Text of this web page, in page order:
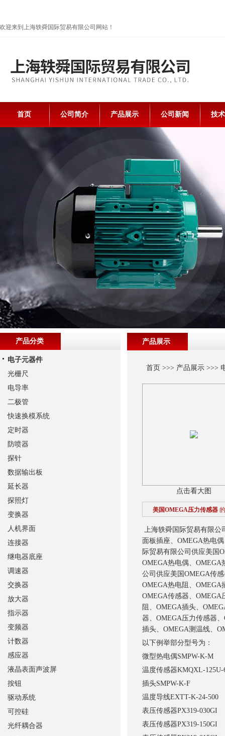
欢迎来到上海轶舜国际贸易有限公司网站！
首页 公司简介 产品展示 公司新闻 技
产品展示
首页 >>> 产品展示>>>
点击看大图
美国OMEGA压力传感器
上海轶舜国际贸易有限公
面板插座、OMEGA热电
际贸易有限公司供应美国
OMEGA热电偶、OMEGA
公司供应美国OMEGA传
OMEGA热电阻、OMEGA
OMEGA传感器、OMEGA
阻、OMEGA插头、
器、OMEGA压力传感器
插头、OMEGA测温线、
以下例举部分型号为：
微型热电偶SMPW-K-M
温度传感器KMQXL-125U-
插头SMPW-K-F
温度导线EXTT-K-24-500
表压传感器PX319-030GI
表压传感器PX319-150GI
产品分类
电子元器件
光栅尺
电导率
二极管
快速换模系统
定时器
防喷器
探针
数据输出板
延长器
探照灯
变换器
人机界面
连接器
继电器底座
调速器
交换器
放大器
指示器
变频器
计数器
感应器
液晶表面声波屏
按钮
驱动系统
可控硅
光纤耦合器